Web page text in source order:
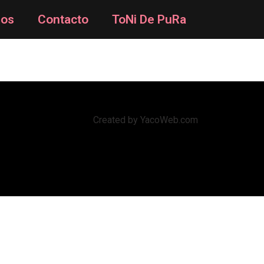
Contacto ToNi De PuRa
Created by YacoWeb.com